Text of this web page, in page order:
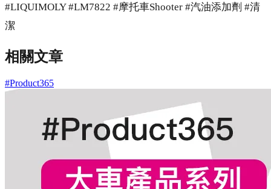
#LIQUIMOLY #LM7822 #摩托車Shooter #汽油添加劑 #清
潔
相關文章
#Product365